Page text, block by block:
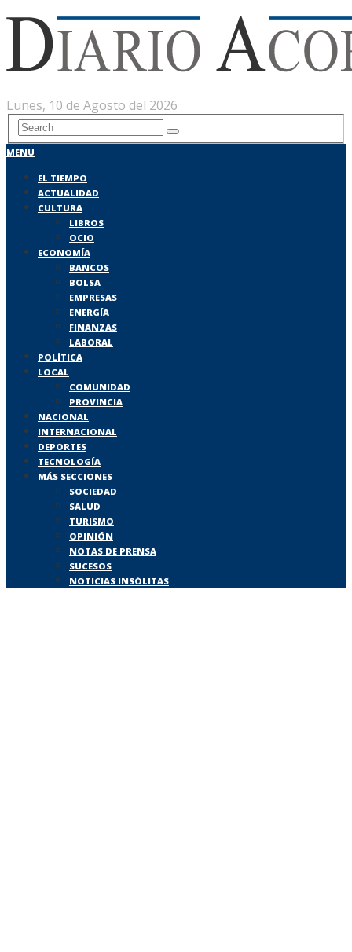
Lunes, 10 de Agosto del 2026
MENU
EL TIEMPO
ACTUALIDAD
CULTURA
LIBROS
OCIO
ECONOMÍA
BANCOS
BOLSA
EMPRESAS
ENERGÍA
FINANZAS
LABORAL
POLÍTICA
LOCAL
COMUNIDAD
PROVINCIA
NACIONAL
INTERNACIONAL
DEPORTES
TECNOLOGÍA
MÁS SECCIONES
SOCIEDAD
SALUD
TURISMO
OPINIÓN
NOTAS DE PRENSA
SUCESOS
NOTICIAS INSÓLITAS